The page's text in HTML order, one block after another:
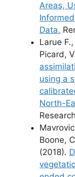
Areas,
Data.
Larue
Picard,
using a
North-
Boone,
(2018).